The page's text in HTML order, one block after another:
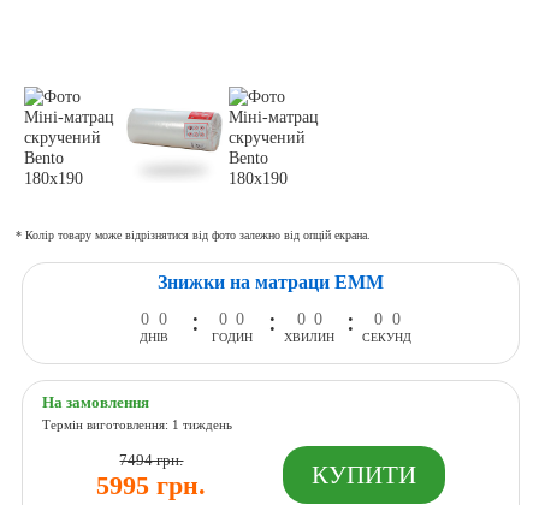
* Колір товару може відрізнятися від фото залежно від опцій екрана.
Знижки на матраци ЕММ
0 0
ДНІВ
: 0 0
ГОДИН
: 0 0
ХВИЛИН
: 0 0
СЕКУНД
На замовлення
Термін виготовлення: 1 тиждень
7494 грн.
5995 грн.